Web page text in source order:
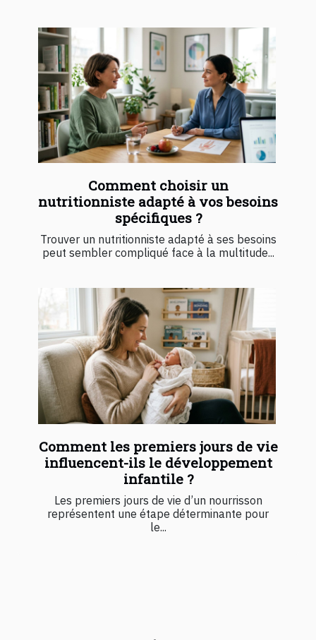
Comment choisir un
nutritionniste adapté à vos besoins
spécifiques ?
Trouver un nutritionniste adapté à ses besoins
peut sembler compliqué face à la multitude...
Comment les premiers jours de vie
influencent-ils le développement
infantile ?
Les premiers jours de vie d’un nourrisson
représentent une étape déterminante pour
le...